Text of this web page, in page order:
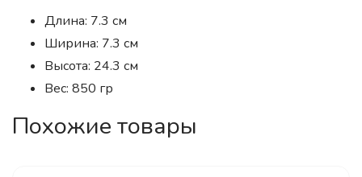
Длина: 7.3 см
Ширина: 7.3 см
Высота: 24.3 см
Вес: 850 гр
Похожие товары